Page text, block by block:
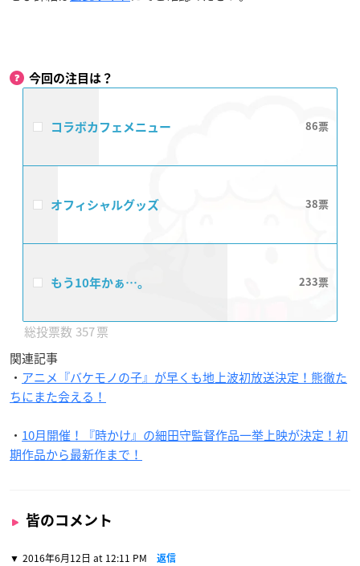
今回の注目は？
コラボカフェメニュー 86
オフィシャルグッズ 38
もう10年かぁ…。 233
357
関連記事
・ アニメ『バケモノの子』が早くも地上波初放送決定！熊徹た
ちにまた会える！
・ 10月開催！『時かけ』の細田守監督作品一挙上映が決定！初
期作品から最新作まで！
皆のコメント
2016年6月12日 at 12:11 PM 返信